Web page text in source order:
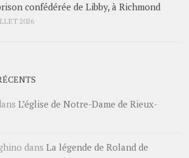
confédérée de Libby, à Richmond
2026
L’église de Notre-Dame de Rieux-
dans La légende de Roland de